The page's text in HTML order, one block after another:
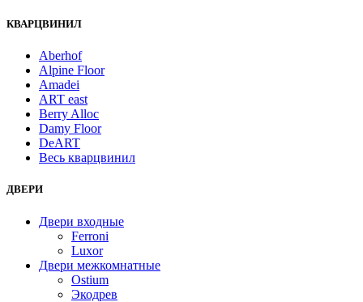
КВАРЦВИНИЛ
Aberhof
Alpine Floor
Amadei
ART east
Berry Alloc
Damy Floor
DeART
Весь кварцвинил
ДВЕРИ
Двери входные
Ferroni
Luxor
Двери межкомнатные
Ostium
Экодрев